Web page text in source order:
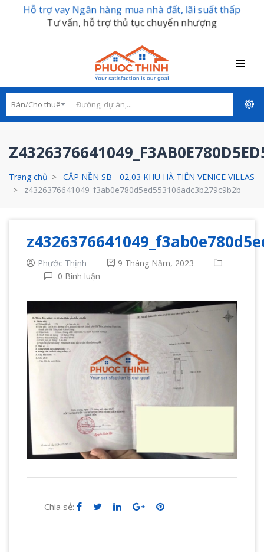
Hỗ trợ vay Ngân hàng mua nhà đất, lãi suất thấp
Tư vấn, hỗ trợ thủ tục chuyển nhượng
Trang chủ
CẶP NỀN SB - 02,03 KHU HÀ TIÊN VENICE VILLAS
z4326376641049_f3ab0e780d5ed553106adc3b279c9b2b
Phước Thịnh
9 Tháng Năm, 2023
0 Bình luận
Chia sẻ: